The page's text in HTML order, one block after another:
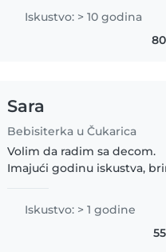
decu kada sam imala 15 đe
iskustva sa decom sa
potrebama,Na
Iskustvo: > 10 godina
Sara
Bebisiterka u Čukarica
Volim da radim sa decom.
Imajući godinu iskustva,
završna godina
fakulteta i govorim
Iskustvo: > 1 godine